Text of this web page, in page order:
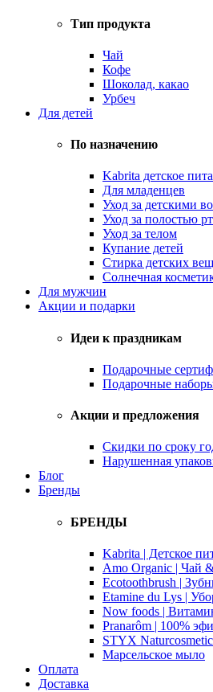
Тип продукта
Чай
Кофе
Шоколад, какао
Урбеч
Для детей
По назначению
Kabrita детское
Для младенцев
Уход за детскими
Уход за полостью
Уход за телом
Купание детей
Стирка детских
Солнечная
Для мужчин
Акции и подарки
Идеи к праздникам
Подарочные
Подарочные
Акции и предложения
Скидки по сроку
Нарушенная
Блог
Бренды
БРЕНДЫ
Kabrita | Детское
Amo Organic | Чай
Ecotoothbrush |
Etamine du Lys |
Now foods |
Pranarôm | 100%
STYX
Марсельское мыло
Оплата
Доставка